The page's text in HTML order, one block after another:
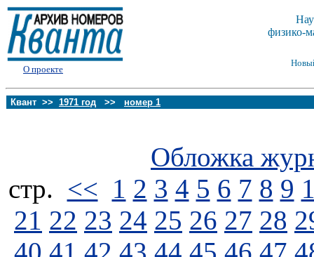
О проекте
физико-
Квант >> 1971 год >> номер 1
Обложка
стp. << 1 2 3 4 5 6 7 8 9
21 22 23 24 25 26 27 28